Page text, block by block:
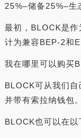
25%–储备25%–生
最初，BLOCK是
计为兼容BEP-2和
我在哪里可以购买
BLOCK可从我们
并带有索拉纳钱包。
BLOCK也可以在以